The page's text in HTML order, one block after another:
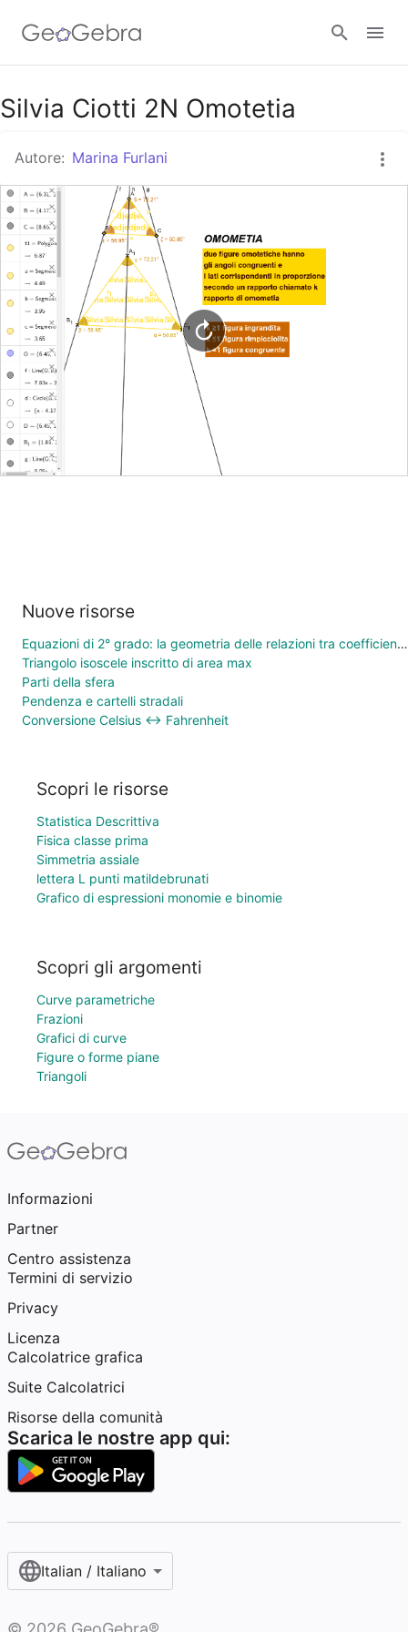
Google Classroom
GeoGebra Classroom
Accedi
Silvia Ciotti 2N Omotetia
Autore: Marina Furlani
Nuove risorse
Equazioni di 2° grado: la geometria delle relazioni tra coefficienti e soluzioni
Triangolo isoscele inscritto di area max
Parti della sfera
Pendenza e cartelli stradali
Conversione Celsius ↔ Fahrenheit
Scopri le risorse
Statistica Descrittiva
Fisica classe prima
Simmetria assiale
lettera L punti matildebrunati
Grafico di espressioni monomie e binomie
Scopri gli argomenti
Curve parametriche
Frazioni
Grafici di curve
Figure o forme piane
Triangoli
Informazioni
Partner
Centro assistenza
Termini di servizio
Privacy
Licenza
Calcolatrice grafica
Suite Calcolatrici
Risorse della comunità
Scarica le nostre app qui:
Italian / Italiano‎